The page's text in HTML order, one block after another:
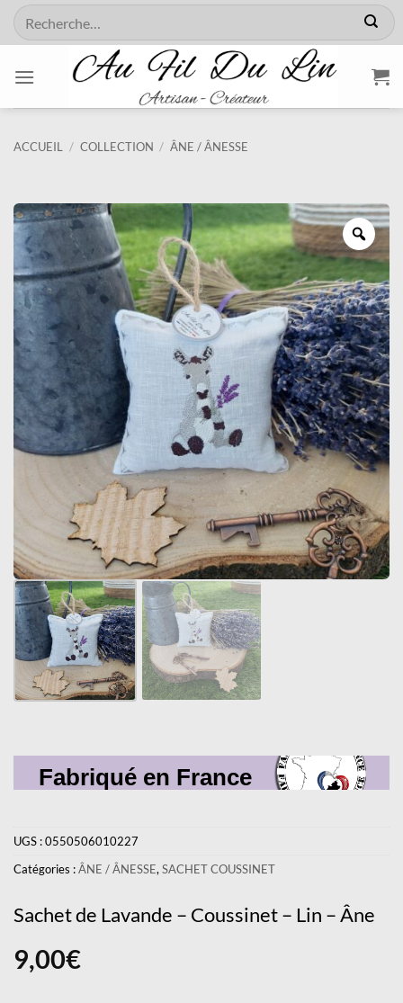
Passer
Recherche
pour :
ACCUEIL / COLLECTION / ÂNE / ÂNESSE
Fabriqué en France
UGS :0550506010227
Catégories :ÂNE / ÂNESSE, SACHET COUSSINET
Sachet de Lavande – Coussinet – Lin – Âne
9,00€